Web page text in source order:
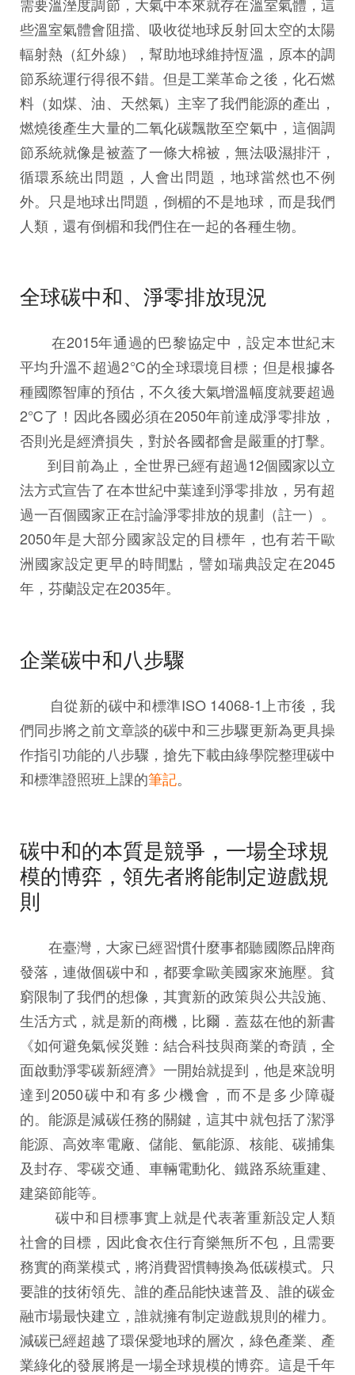
些溫室氣體會阻擋、吸收從地球反射回太空的太陽
輻射熱（紅外線），幫助地球維持恆溫，原本的調
節系統運行得很不錯。但是工業革命之後，化石燃
料（如煤、油、天然氣）主宰了我們能源的產出，
燃燒後產生大量的二氧化碳飄散至空氣中，這個調
節系統就像是被蓋了一條大棉被，無法吸濕排汗，
循環系統出問題，人會出問題，地球當然也不例
外。只是地球出問題，倒楣的不是地球，而是我們
人類，還有倒楣和我們住在一起的各種生物。
全球碳中和、淨零排放現況
在2015年通過的巴黎協定中，設定本世紀末
平均升溫不超過2℃的全球環境目標；但是根據各
種國際智庫的預估，不久後大氣增溫幅度就要超過
2℃了！因此各國必須在2050年前達成淨零排放，
否則光是經濟損失，對於各國都會是嚴重的打擊。
到目前為止，全世界已經有超過12個國家以立
法方式宣告了在本世紀中葉達到淨零排放，另有超
過一百個國家正在討論淨零排放的規劃（註一）。
2050年是大部分國家設定的目標年，也有若干歐
洲國家設定更早的時間點，譬如瑞典設定在2045
年，芬蘭設定在2035年。
企業碳中和八步驟
自從新的碳中和標準ISO 14068-1上市後，我
們同步將之前文章談的碳中和三步驟更新為更具操
作指引功能的八步驟，搶先下載由綠學院整理碳中
和標準證照班上課的筆記。
碳中和的本質是競爭，一場全球規
模的博弈，領先者將能制定遊戲規
則
在臺灣，大家已經習慣什麼事都聽國際品牌商
發落，連做個碳中和，都要拿歐美國家來施壓。貧
窮限制了我們的想像，其實新的政策與公共設施、
生活方式，就是新的商機，比爾．蓋茲在他的新書
《如何避免氣候災難：結合科技與商業的奇蹟，全
面啟動淨零碳新經濟》一開始就提到，他是來說明
達到2050碳中和有多少機會，而不是多少障礙
的。能源是減碳任務的關鍵，這其中就包括了潔淨
能源、高效率電廠、儲能、氫能源、核能、碳捕集
及封存、零碳交通、車輛電動化、鐵路系統重建、
建築節能等。
碳中和目標事實上就是代表著重新設定人類
社會的目標，因此食衣住行育樂無所不包，且需要
務實的商業模式，將消費習慣轉換為低碳模式。只
要誰的技術領先、誰的產品能快速普及、誰的碳金
融市場最快建立，誰就擁有制定遊戲規則的權力。
減碳已經超越了環保愛地球的層次，綠色產業、產
業綠化的發展將是一場全球規模的博弈。這是千年